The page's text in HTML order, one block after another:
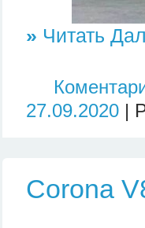
» Читать
27.09.2020 |
Corona